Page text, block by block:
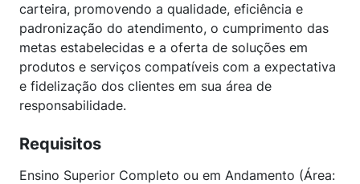
carteira, promovendo a qualidade, eficiência e
padronização do atendimento, o cumprimento das
metas estabelecidas e a oferta de soluções em
produtos e serviços compatíveis com a expectativa
e fidelização dos clientes em sua área de
responsabilidade.
Requisitos
Ensino Superior Completo ou em Andamento (Área: